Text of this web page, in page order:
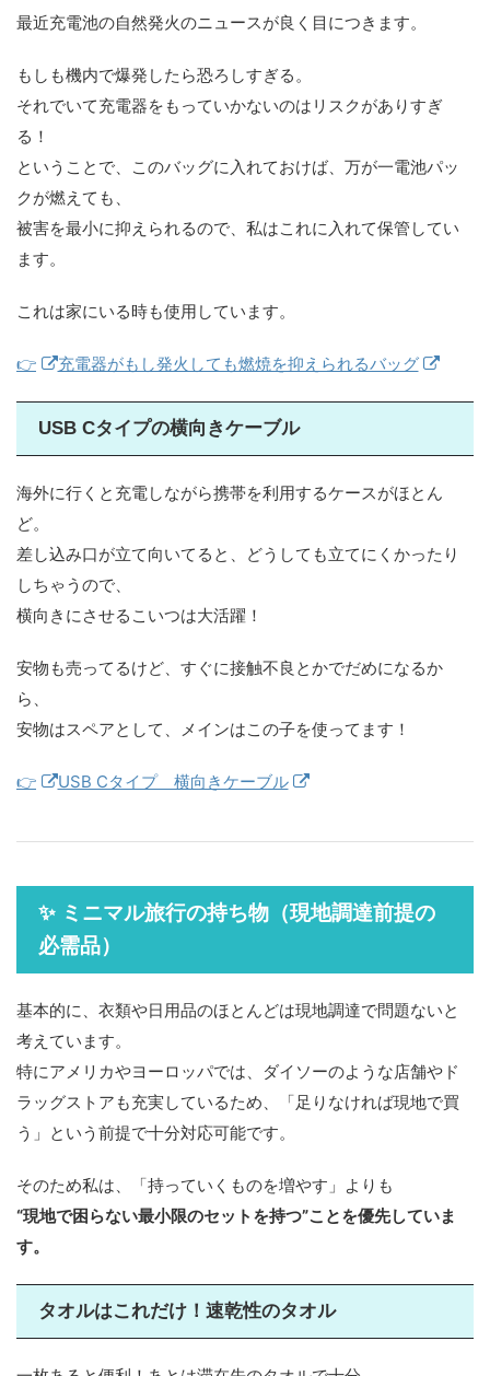
最近充電池の自然発火のニュースが良く目につきます。
もしも機内で爆発したら恐ろしすぎる。
それでいて充電器をもっていかないのはリスクがありすぎ
る！
ということで、このバッグに入れておけば、万が一電池パッ
クが燃えても、
被害を最小に抑えられるので、私はこれに入れて保管してい
ます。
これは家にいる時も使用しています。
👉 充電器がもし発火しても燃焼を抑えられるバッグ
USB Cタイプの横向きケーブル
海外に行くと充電しながら携帯を利用するケースがほとん
ど。
差し込み口が立て向いてると、どうしても立てにくかったり
しちゃうので、
横向きにさせるこいつは大活躍！
安物も売ってるけど、すぐに接触不良とかでだめになるか
ら、
安物はスペアとして、メインはこの子を使ってます！
👉 USB Cタイプ 横向きケーブル
✨ ミニマル旅行の持ち物（現地調達前提の
必需品）
基本的に、衣類や日用品のほとんどは現地調達で問題ないと
考えています。
特にアメリカやヨーロッパでは、ダイソーのような店舗やド
ラッグストアも充実しているため、「足りなければ現地で買
う」という前提で十分対応可能です。
そのため私は、「持っていくものを増やす」よりも
“現地で困らない最小限のセットを持つ”ことを優先していま
す。
タオルはこれだけ！速乾性のタオル